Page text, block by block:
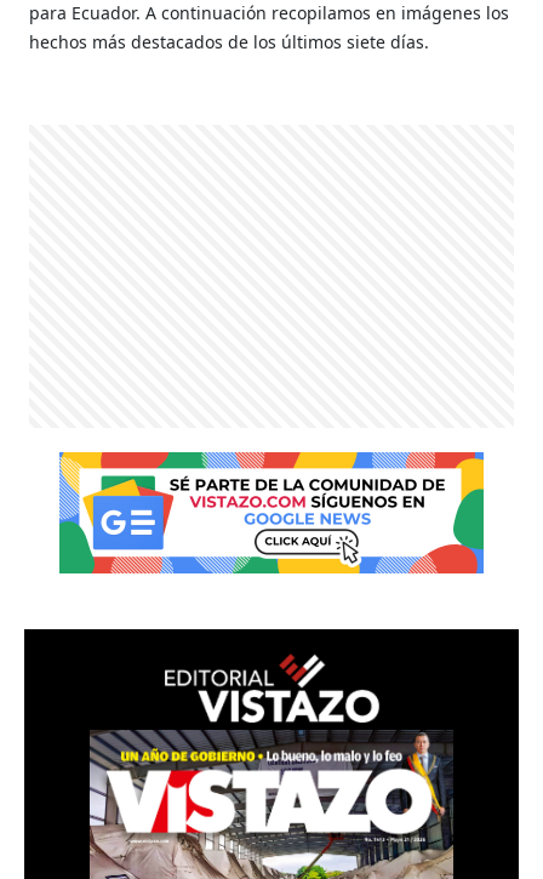
para Ecuador.A continuación recopilamos en imágenes los
hechos más destacados de los últimos siete días.